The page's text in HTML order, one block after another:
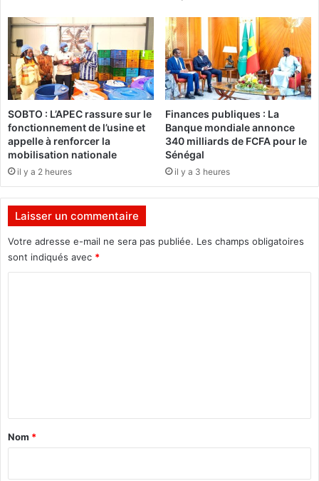
é
e
n
a
t
i
n
a
e
'
a
r
b
a
ê
t
s
SOBTO : L’APEC rassure sur le
fonctionnement de l’usine et
appelle à renforcer la
mobilisation nationale
il y a 2 heures
Finances publiques : La
Banque mondiale annonce
340 milliards de FCFA pour le
Sénégal
il y a 3 heures
Laisser un commentaire
Votre adresse e-mail ne sera pas publiée. Les champs obligatoires
sont indiqués avec *
a
Nom *